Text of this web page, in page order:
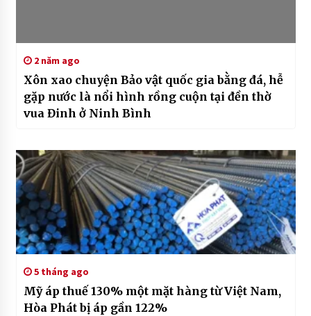
2 năm ago
Xôn xao chuyện Bảo vật quốc gia bằng đá, hễ
gặp nước là nổi hình rồng cuộn tại đền thờ
vua Đinh ở Ninh Bình
5 tháng ago
Mỹ áp thuế 130% một mặt hàng từ Việt Nam,
Hòa Phát bị áp gần 122%